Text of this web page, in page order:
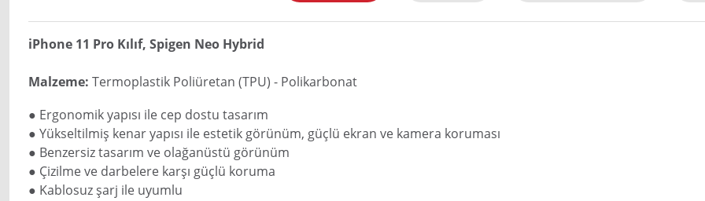
iPhone 11 Pro Kılıf, Spigen Neo Hybrid
Malzeme: Termoplastik Poliüretan (TPU) - Polikarbonat
● Ergonomik yapısı ile cep dostu tasarım
● Yükseltilmiş kenar yapısı ile estetik görünüm, güçlü ekran ve kamera koruması
● Benzersiz tasarım ve olağanüstü görünüm
● Çizilme ve darbelere karşı güçlü koruma
● Kablosuz şarj ile uyumlu